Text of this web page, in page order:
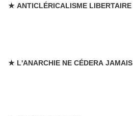
★ ANTICLÉRICALISME LIBERTAIRE
★ L'ANARCHIE NE CÉDERA JAMAIS